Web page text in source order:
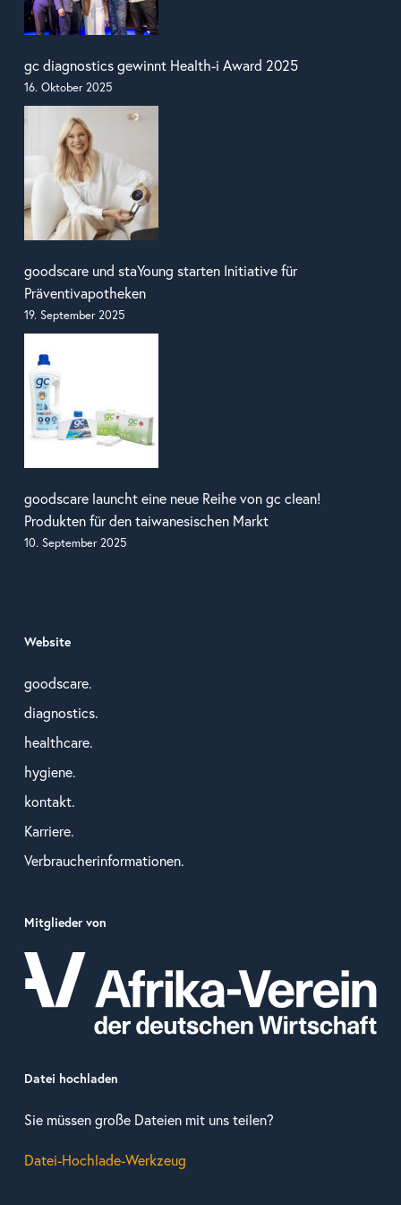
gc diagnostics gewinnt Health-i Award 2025
16. Oktober 2025
goodscare und staYoung starten Initiative für
Präventivapotheken
19. September 2025
goodscare launcht eine neue Reihe von gc clean!
Produkten für den taiwanesischen Markt
10. September 2025
Website
goodscare.
diagnostics.
healthcare.
hygiene.
kontakt.
Karriere.
Verbraucherinformationen.
Mitglieder von
Datei hochladen
Sie müssen große Dateien mit uns teilen?
Datei-Hochlade-Werkzeug